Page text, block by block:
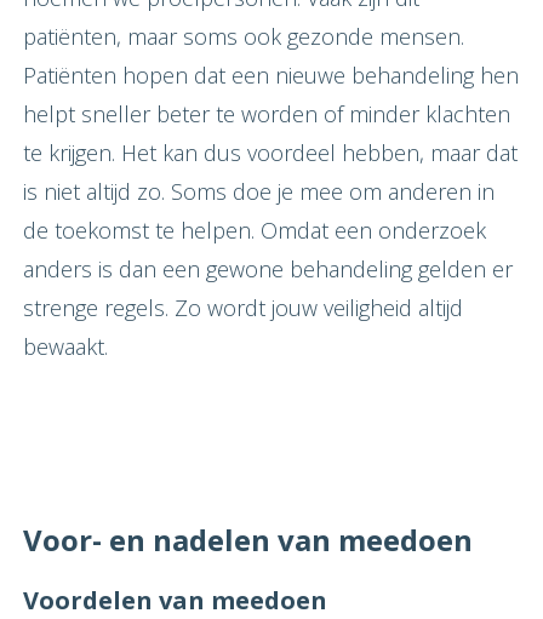
patiënten, maar soms ook gezonde mensen.
Patiënten hopen dat een nieuwe behandeling hen
helpt sneller beter te worden of minder klachten
te krijgen. Het kan dus voordeel hebben, maar dat
is niet altijd zo. Soms doe je mee om anderen in
de toekomst te helpen. Omdat een onderzoek
anders is dan een gewone behandeling gelden er
strenge regels. Zo wordt jouw veiligheid altijd
bewaakt.
Voor- en nadelen van meedoen
Voordelen van meedoen